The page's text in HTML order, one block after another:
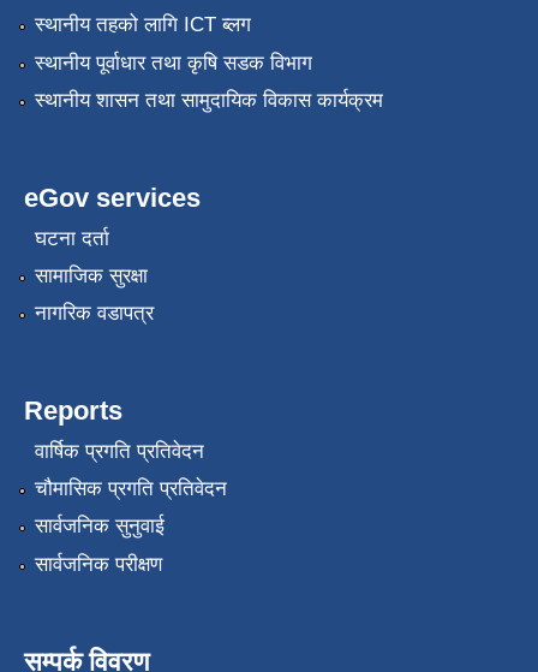
स्थानीय तहको लागि ICT ब्लग
स्थानीय पूर्वाधार तथा कृषि सडक विभाग
स्थानीय शासन तथा सामुदायिक विकास कार्यक्रम
eGov services
घटना दर्ता
सामाजिक सुरक्षा
नागरिक वडापत्र
Reports
वार्षिक प्रगति प्रतिवेदन
चौमासिक प्रगति प्रतिवेदन
सार्वजनिक सुनुवाई
सार्वजनिक परीक्षण
सम्पर्क विवरण